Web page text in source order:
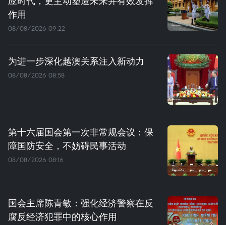
作用
08/08/2026 09:22
为进一步深化越澳关系注入新动力
08/08/2026 08:58
第十六届国会第一次非常规会议：保
障国防安全，不妨碍民事活动
08/08/2026 08:16
国会主席陈青敏：强化经济警察在反
腐反经济犯罪中的核心作用